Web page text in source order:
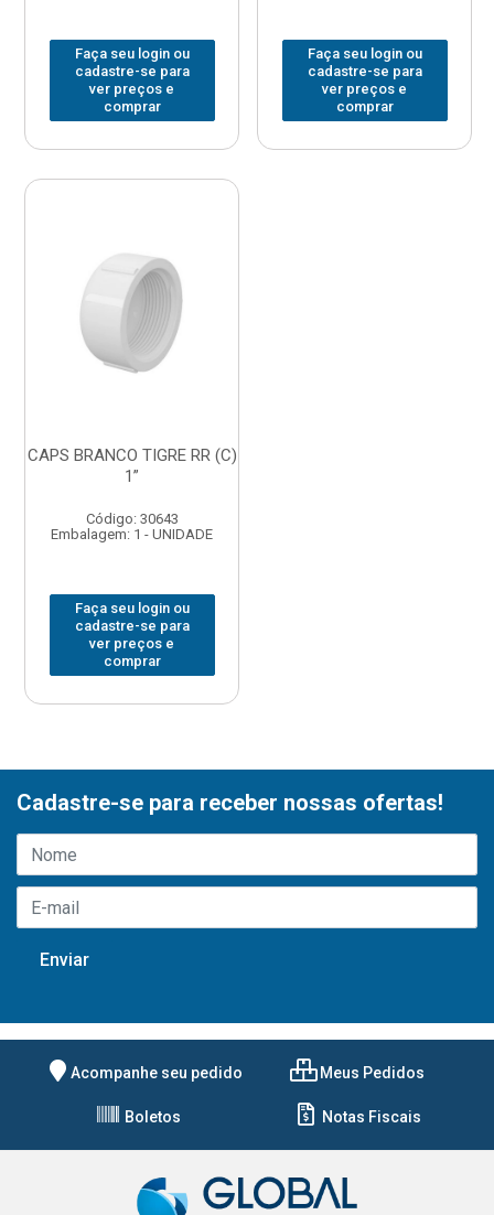
Faça seu login ou
cadastre-se para
ver preços e
comprar
Faça seu login ou
cadastre-se para
ver preços e
comprar
CAPS BRANCO TIGRE RR (C)
1”
Código: 30643
Embalagem: 1 - UNIDADE
Faça seu login ou
cadastre-se para
ver preços e
comprar
Cadastre-se para receber nossas ofertas!
Acompanhe seu pedido Meus Pedidos
Boletos Notas Fiscais